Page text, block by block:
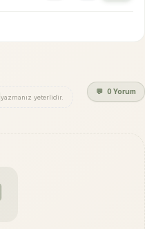
yazmanız yeterlidir.
💬 0 Yorum